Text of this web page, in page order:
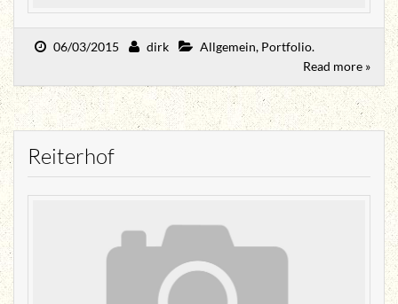
06/03/2015 dirk Allgemein, Portfolio.
Read more »
Reiterhof